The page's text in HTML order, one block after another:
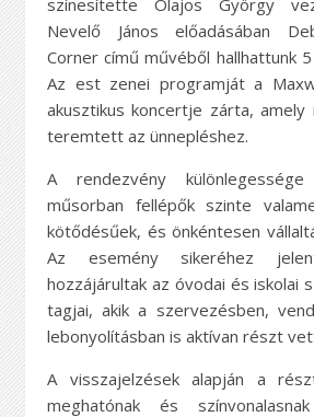
Nevelő János előadásában
Corner című művéből hallhattunk
Az est zenei programját a
akusztikus koncertje zárta,
teremtett az ünnepléshez.
A rendezvény
műsorban fellépők szinte
kötődésűek, és önkéntesen
Az esemény sikeréhez
hozzájárultak az óvodai és iskolai
tagjai, akik a szervezésben,
lebonyolításban is aktívan részt
A visszajelzések alapján a
meghatónak és